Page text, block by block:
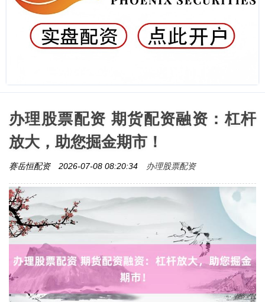
办理股票配资 期货配资融资：杠杆
放大，助您掘金期市！
赛岳恒配资 2026-07-08 08:20:34 办理股票配资